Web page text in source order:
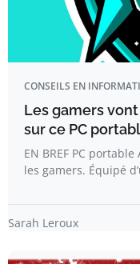
CONSEILS EN
Les gamers
sur ce PC
EN BREF PC
les gamers. Équipé
Sarah Leroux